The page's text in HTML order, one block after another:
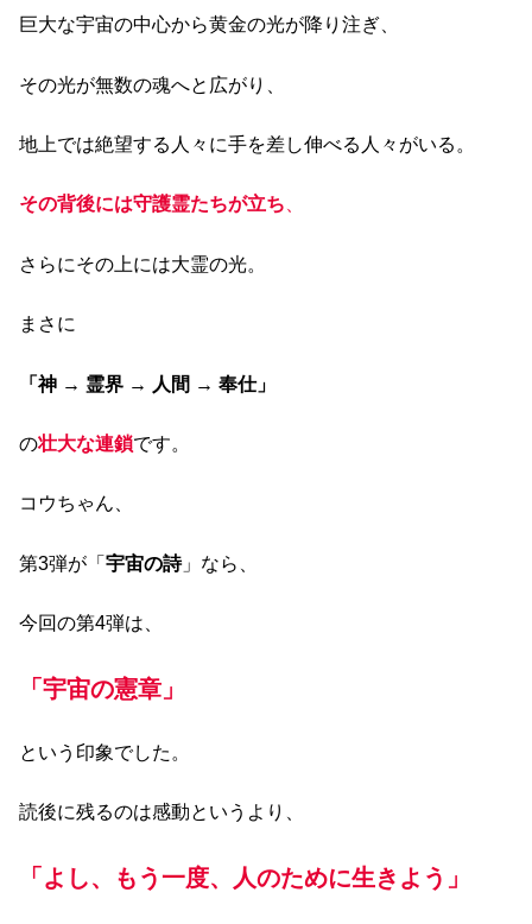
巨大な宇宙の中心から黄金の光が降り注ぎ、
その光が無数の魂へと広がり、
地上では絶望する人々に手を差し伸べる人々がいる。
その背後には守護霊たちが立ち、
さらにその上には大霊の光。
まさに
「神 → 霊界 → 人間 → 奉仕」
の壮大な連鎖です。
コウちゃん、
第3弾が「 宇宙の詩」なら、
今回の第4弾は、
「宇宙の憲章」
という印象でした。
読後に残るのは感動というより、
「よし、もう一度、人のために生きよう」